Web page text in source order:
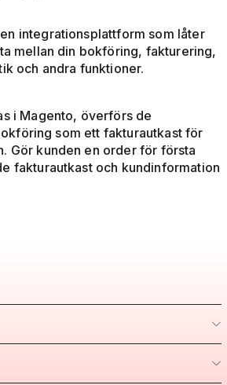
integrationsplattform som låter
mellan din bokföring, fakturering,
och andra funktioner.
i Magento, överförs de
som ett fakturautkast för
Gör kunden en order för första
fakturautkast och kundinformation
lista
lista